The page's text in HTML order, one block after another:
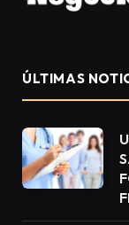
ÚLTIMAS